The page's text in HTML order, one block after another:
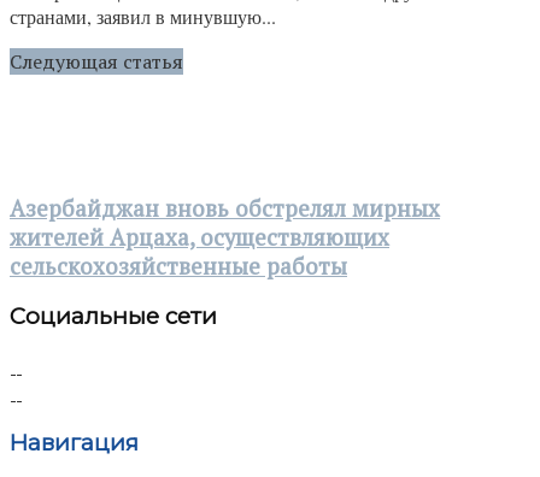
странами, заявил в минувшую...
Следующая статья
Азербайджан вновь обстрелял мирных
жителей Арцаха, осуществляющих
сельскохозяйственные работы
Социальные сети
Навигация